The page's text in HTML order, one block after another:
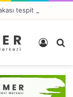
tespit edildi
Kayıt